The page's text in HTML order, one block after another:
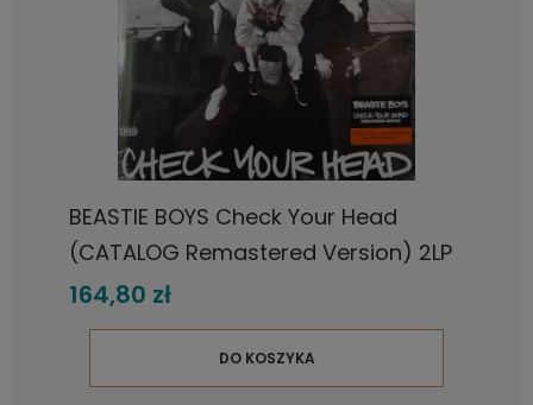
BEASTIE BOYS Check Your Head
(CATALOG Remastered Version) 2LP
164,80 zł
DO KOSZYKA